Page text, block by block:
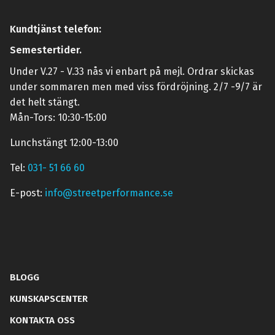
Kundtjänst telefon:
Semestertider.
Under V.27 - V.33 nås vi enbart på mejl. Ordrar skickas
under sommaren men med viss fördröjning. 2/7 -9/7 är
det helt stängt.
Mån-Tors: 10:30-15:00
Lunchstängt 12:00-13:00
Tel: 031- 51 66 60
E-post: info@streetperformance.se
BLOGG
KUNSKAPSCENTER
KONTAKTA OSS